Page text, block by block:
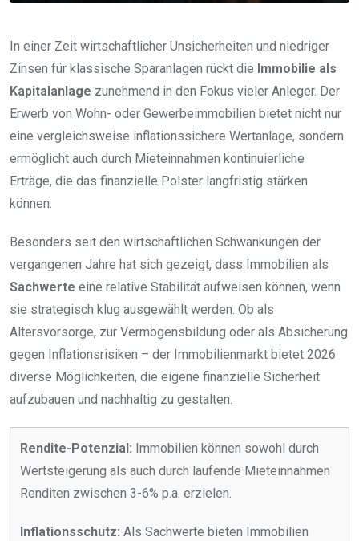
In einer Zeit wirtschaftlicher Unsicherheiten und niedriger
Zinsen für klassische Sparanlagen rückt die Immobilie als
Kapitalanlage zunehmend in den Fokus vieler Anleger. Der
Erwerb von Wohn- oder Gewerbeimmobilien bietet nicht nur
eine vergleichsweise inflationssichere Wertanlage, sondern
ermöglicht auch durch Mieteinnahmen kontinuierliche
Erträge, die das finanzielle Polster langfristig stärken
können.
Besonders seit den wirtschaftlichen Schwankungen der
vergangenen Jahre hat sich gezeigt, dass Immobilien als
Sachwerte eine relative Stabilität aufweisen können, wenn
sie strategisch klug ausgewählt werden. Ob als
Altersvorsorge, zur Vermögensbildung oder als Absicherung
gegen Inflationsrisiken – der Immobilienmarkt bietet 2026
diverse Möglichkeiten, die eigene finanzielle Sicherheit
aufzubauen und nachhaltig zu gestalten.
Rendite-Potenzial: Immobilien können sowohl durch
Wertsteigerung als auch durch laufende Mieteinnahmen
Renditen zwischen 3-6% p.a. erzielen.
Inflationsschutz: Als Sachwerte bieten Immobilien